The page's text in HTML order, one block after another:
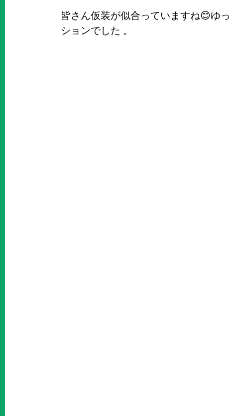
皆さん仮装が似合っていますね😊ゆ
ションでした 。